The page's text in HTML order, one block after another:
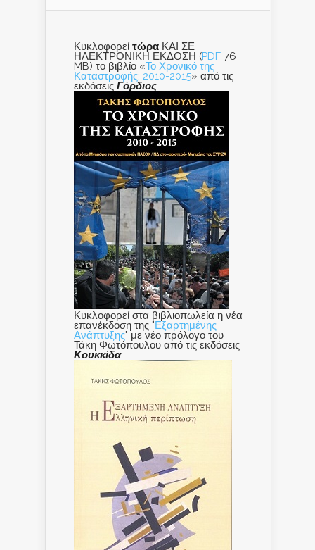
Κυκλοφορεί τώρα ΚΑΙ ΣΕ
ΗΛΕΚΤΡΟΝΙΚΗ ΕΚΔΟΣΗ (PDF 76
MB) το βιβλίο «Το Χρονικό της
Καταστροφής: 2010-2015» από τις
εκδόσεις Γόρδιος
Κυκλοφορεί στα βιβλιοπωλεία η νέα
επανέκδοση της "Εξαρτημένης
Ανάπτυξης" με νέο πρόλογο του
Τάκη Φωτόπουλου από τις εκδόσεις
Κουκκίδα.